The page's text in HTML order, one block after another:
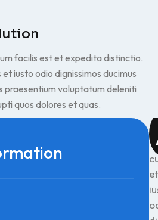
facilis est et expedita distinctio.
iusto odio dignissimos ducimus
praesentium voluptatum deleniti
quos dolores et quas.
et